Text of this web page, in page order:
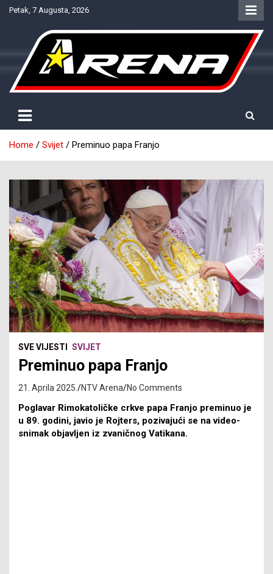
SkipPetak, 7 Augusta, 2026
NTV Arena
Home Svijet Preminuo papa Franjo
SVE VIJESTI SVIJET
Preminuo papa Franjo
21. Aprila 2025. NTV Arena No Comments
Poglavar Rimokatoličke crkve papa Franjo preminuo je
u 89. godini, javio je Rojters, pozivajući se na video-
snimak objavljen iz zvaničnog Vatikana.